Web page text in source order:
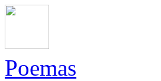
Poemas